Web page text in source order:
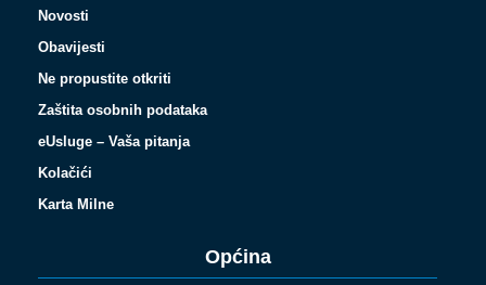
Novosti
Obavijesti
Ne propustite otkriti
Zaštita osobnih podataka
eUsluge – Vaša pitanja
Kolačići
Karta Milne
Općina